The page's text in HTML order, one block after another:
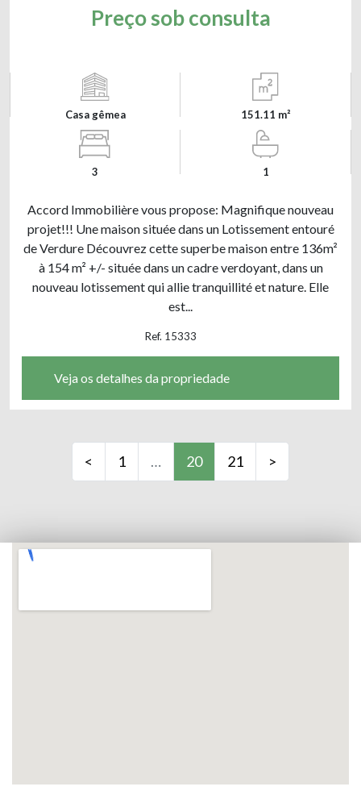
Preço sob consulta
Casa gêmea 151.11 m²
3 1
Accord Immobilière vous propose: Magnifique nouveau
projet!!! Une maison située dans un Lotissement entouré
de Verdure Découvrez cette superbe maison entre 136m²
à 154 m² +/- située dans un cadre verdoyant, dans un
nouveau lotissement qui allie tranquillité et nature. Elle
est...
Ref. 15333
Veja os detalhes da propriedade
< 1 … 20 21 >